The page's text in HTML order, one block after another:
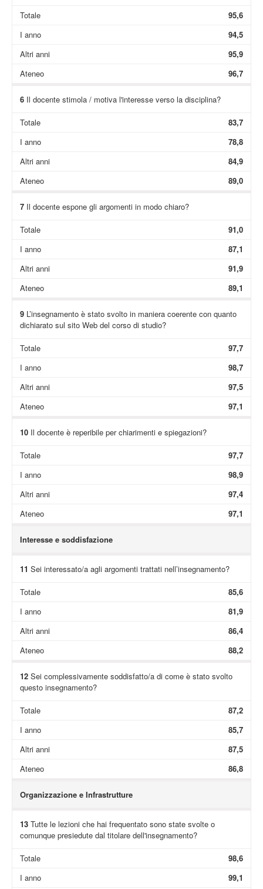
Totale
95,6
I anno
94,5
Altri anni
95,9
Ateneo
96,7
6Il docente stimola / motiva l'interesse verso la disciplina?
Totale
83,7
I anno
78,8
Altri anni
84,9
Ateneo
89,0
7Il docente espone gli argomenti in modo chiaro?
Totale
91,0
I anno
87,1
Altri anni
91,9
Ateneo
89,1
9L’insegnamento è stato svolto in maniera coerente con quanto
dichiarato sul sito Web del corso di studio?
Totale
97,7
I anno
98,7
Altri anni
97,5
Ateneo
97,1
10Il docente è reperibile per chiarimenti e spiegazioni?
Totale
97,7
I anno
98,9
Altri anni
97,4
Ateneo
97,1
Interesse e soddisfazione
11 Sei interessato/a agli argomenti trattati nell’insegnamento?
Totale
85,6
I anno
81,9
Altri anni
86,4
Ateneo
88,2
12Sei complessivamente soddisfatto/a di come è stato svolto
questo insegnamento?
Totale
87,2
I anno
85,7
Altri anni
87,5
Ateneo
86,8
Organizzazione e Infrastrutture
13Tutte le lezioni che hai frequentato sono state svolte o
comunque presiedute dal titolare dell'insegnamento?
Totale
98,6
I anno
99,1